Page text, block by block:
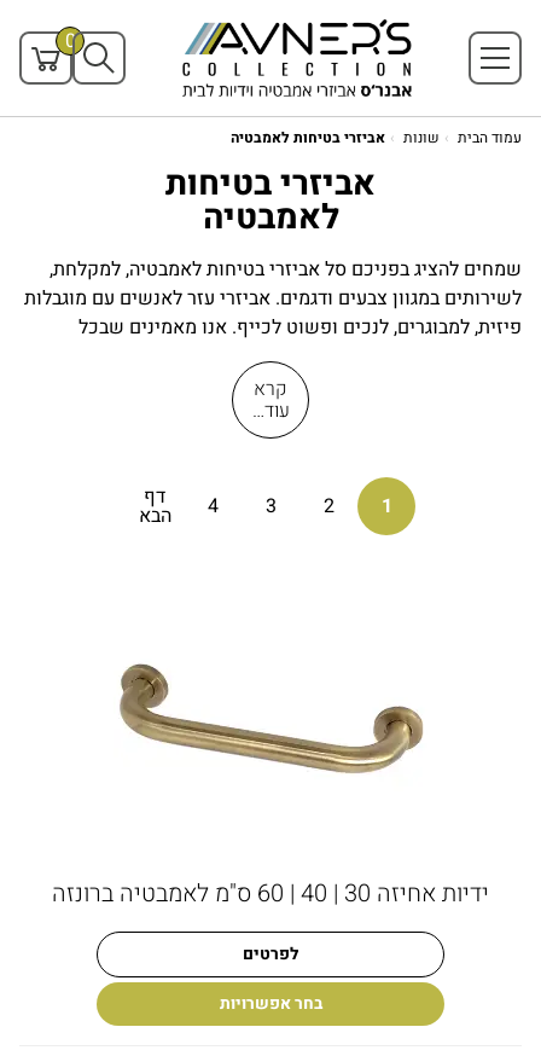
0
עמוד הבית שונות אביזרי בטיחות לאמבטיה
אביזרי בטיחות
לאמבטיה
שמחים להציג בפניכם סל אביזרי בטיחות לאמבטיה, למקלחת,
לשירותים במגוון צבעים ודגמים. אביזרי עזר לאנשים עם מוגבלות
פיזית, למבוגרים, לנכים ופשוט לכייף. אנו מאמינים שבכל
הזמנים ניתן לשפר איכות החיים. לשם כך, אנו דואגים לפתח
ולחדש קו אביזרי בטיחות הכי יציבים, חזקים, מפנקים ואסטתיים.
אנו מקפידים על רמת איכות גבוהה ובטיחותית להלעת איכות
קרא
עוד…
1
2
3
4 דף
הבא
ידיות אחיזה 30 | 40 | 60 ס"מ לאמבטיה ברונזה
לפרטים
בחר אפשרויות